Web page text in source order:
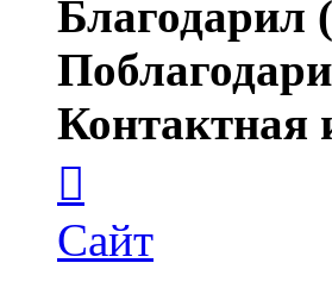
Благодарил
пользователя
Lawego
Сайт